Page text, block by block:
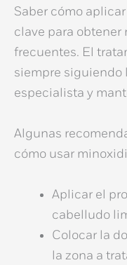
Saber cómo
clave para obtener
frecuentes. El
siempre siguiendo
especialista y
Algunas
cómo usar
Aplicar el
cabelludo
Colocar la
la zona a